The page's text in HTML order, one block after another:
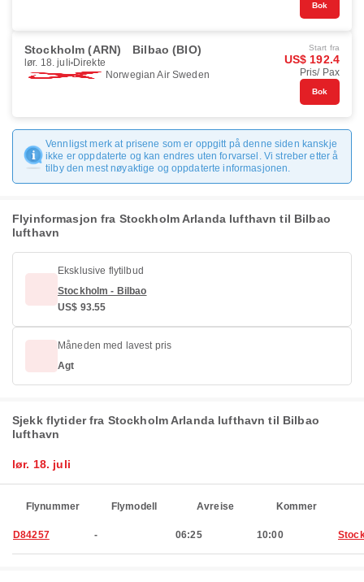
Bok
Stockholm (ARN) Bilbao (BIO)
lør. 18. juli Direkte
Norwegian Air Sweden
Start fra
US$ 192.4
Pris/ Pax
Bok
Vennligst merk at prisene som er oppgitt på denne siden kanskje
ikke er oppdaterte og kan endres uten forvarsel. Vi streber etter å
tilby den mest nøyaktige og oppdaterte informasjonen.
Flyinformasjon fra Stockholm Arlanda lufthavn til Bilbao
lufthavn
Eksklusive flytilbud
Stockholm - Bilbao
US$ 93.55
Måneden med lavest pris
Agt
Sjekk flytider fra Stockholm Arlanda lufthavn til Bilbao
lufthavn
lør. 18. juli
Flynummer Flymodell Avreise Kommer
D84257 - 06:25 10:00